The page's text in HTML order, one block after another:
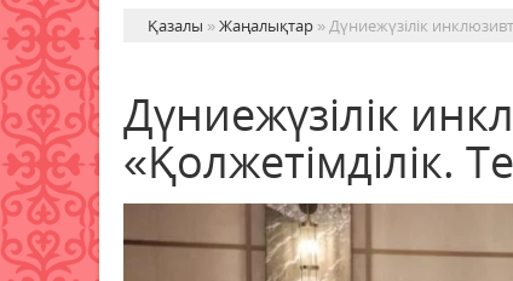
Қазалы »Жаңалықтар » Дүниежүзілік
Дүниежүзілік
«Қолжетімділік.